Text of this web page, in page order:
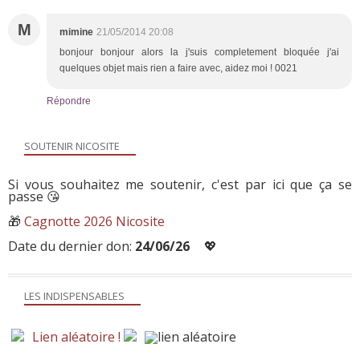
M mimine 21/05/2014 20:08
bonjour bonjour alors la j'suis completement bloquée j'ai
quelques objet mais rien a faire avec, aidez moi ! 0021
Répondre
LES INDISPENSABLES
Lien aléatoire !
SOUTENIR NICOSITE
Si vous souhaitez me soutenir, c'est par ici que ça se
passe 😘
🎁 Cagnotte 2026 Nicosite
Date du dernier don: 24/06/26 💖